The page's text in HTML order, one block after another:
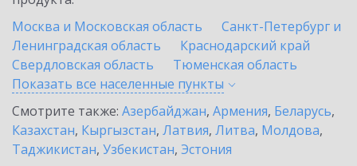
Москва и Московская область
Санкт-Петербург и
Ленинградская область
Краснодарский край
Свердловская область
Тюменская область
Показать все населенные пункты
Смотрите также: Азербайджан, Армения, Беларусь,
Казахстан, Кыргызстан, Латвия, Литва, Молдова,
Таджикистан, Узбекистан, Эстония